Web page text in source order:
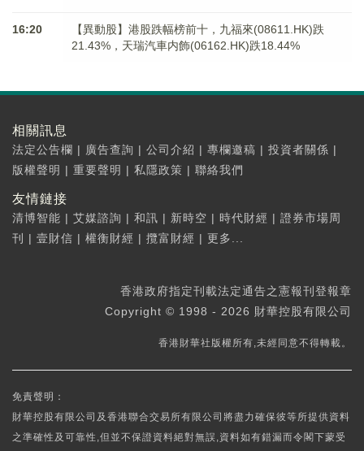
16:20
【異動股】港股跌幅榜前十，九福來(08611.HK)跌
21.43%，天瑞汽車内飾(06162.HK)跌18.44%
相關訊息
法定公告欄 | 廣告查詢 | 公司介紹 | 專欄邀稿 | 投資者關係 |
版權聲明 | 重要聲明 | 私隱政策 | 聯絡我們
友情鏈接
清博智能 | 艾媒諮詢 | 和訊 | 新時空 | 時代財經 | 證券市場周
刊
| 壹財信 | 權衡財經 | 攬富財經 | 更多...
香港政府指定刊載法定通告之憲報刊登報章
Copyright © 1998 - 2026 財華控股有限公司
香港財華社版權所有,未經同意不得轉載。
免責聲明：
財華控股有限公司及香港聯合交易所有限公司將盡力確保彼等所提供資料
之準確性及可靠性,但並不保證資料絕對無誤,資料如有錯漏而令閣下蒙受